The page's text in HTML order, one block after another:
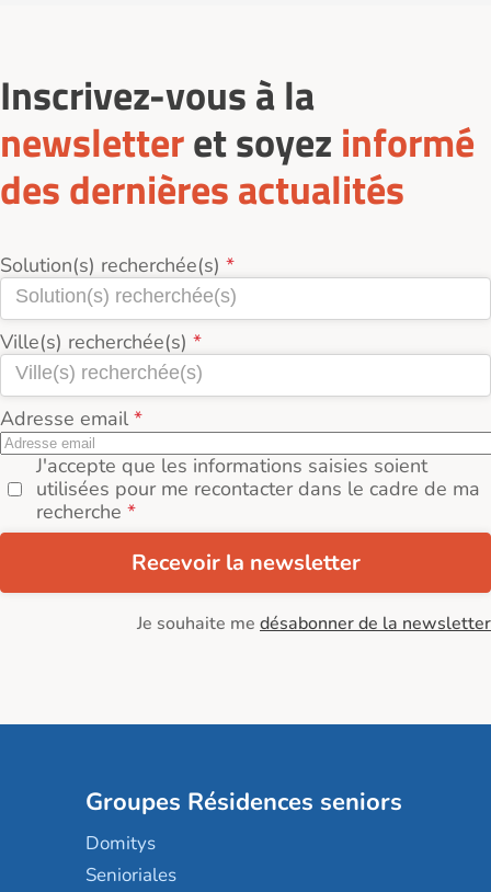
Inscrivez-vous à la
newsletteret soyez informé
des dernières actualités
Solution(s) recherchée(s)
Ville(s) recherchée(s)
Adresse email
J'accepte que les informations saisies soient
utilisées pour me recontacter dans le cadre de ma
recherche
Recevoir la newsletter
Je souhaite me désabonner de la newsletter
Groupes Résidences seniors
Domitys
Senioriales